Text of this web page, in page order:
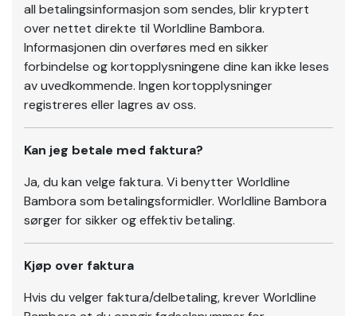
all betalingsinformasjon som sendes, blir kryptert
over nettet direkte til Worldline Bambora.
Informasjonen din overføres med en sikker
forbindelse og kortopplysningene dine kan ikke leses
av uvedkommende. Ingen kortopplysninger
registreres eller lagres av oss.
Kan jeg betale med faktura?
Ja, du kan velge faktura. Vi benytter Worldline
Bambora som betalingsformidler. Worldline Bambora
sørger for sikker og effektiv betaling.
Kjøp over faktura
Hvis du velger faktura/delbetaling, krever Worldline